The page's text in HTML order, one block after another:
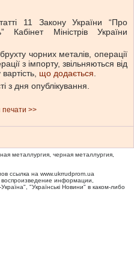
11 Закону України “Про
Кабінет Міністрів України
чорних металів, операції
з імпорту, звільняються від
що додається.
з дня опублікування.
печати >>
металлургия, черная металлургия,
ссылка на www.ukrrudprom.ua
воспроизведение информации,
"Українськi Новини" в каком-либо